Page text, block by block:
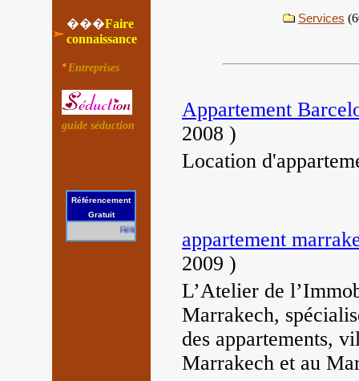
���Faire
connaissance
Entreprises
guide séduction
Référencement
Gratuit
Référencez gratuitement votre site.
Services
Appartement
2008 )
Location
appartement
2009 )
L’Atelier de
Marrakech,
des appartements,
Marrakech et au